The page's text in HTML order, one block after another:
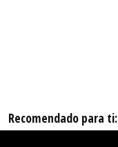
Recomendado para ti: